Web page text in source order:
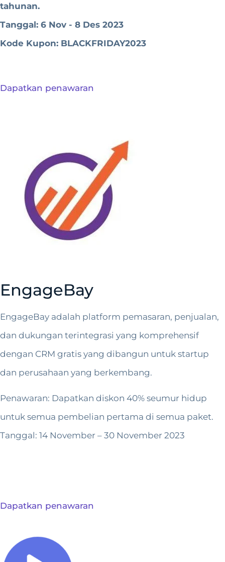
tahunan.
Tanggal: 6 Nov - 8 Des 2023
Kode Kupon: BLACKFRIDAY2023
Dapatkan penawaran
EngageBay
EngageBay adalah platform pemasaran, penjualan,
dan dukungan terintegrasi yang komprehensif
dengan CRM gratis yang dibangun untuk startup
dan perusahaan yang berkembang.
Penawaran: Dapatkan diskon 40% seumur hidup
untuk semua pembelian pertama di semua paket.
Tanggal: 14 November – 30 November 2023
Dapatkan penawaran